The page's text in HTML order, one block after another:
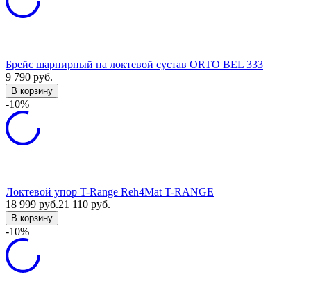
Брейс шарнирный на локтевой сустав ORTO BEL 333
9 790 руб.
В корзину
-10%
Локтевой упор T-Range Reh4Mat T-RANGE
18 999 руб.21 110 руб.
В корзину
-10%